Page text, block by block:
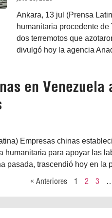
Ankara, 13 jul (Prensa
humanitaria procedente
dos terremotos que
divulgó hoy la agencia
en
Empresas chinas
humanitaria para apoyar las
pasada, trascendió hoy en la
« Anteriores 1 2 3